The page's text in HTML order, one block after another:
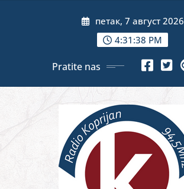
петак, 7 август 2026
4:31:40 PM
Pratite nas